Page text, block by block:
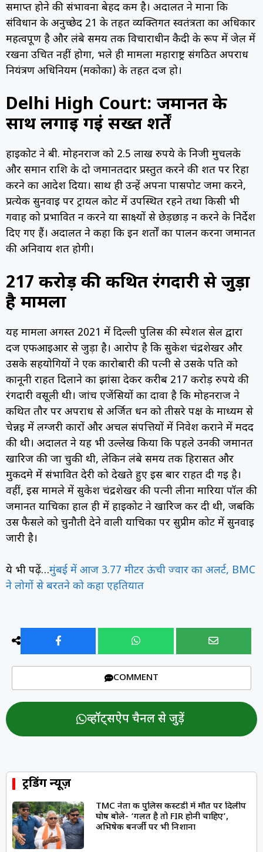
समाप्त होने की संभावना बेहद कम है। अदालत ने माना कि
संविधान के अनुच्छेद 21 के तहत व्यक्तिगत स्वतंत्रता का अधिकार
महत्वपूर्ण है और लंबे समय तक विचाराधीन कैदी के रूप में जेल में
रखना उचित नहीं होगा, भले ही मामला महाराष्ट्र संगठित अपराध
नियंत्रण अधिनियम (मकोका) के तहत दर्ज हो।
Delhi High Court: जमानत के
साथ लगाई गईं सख्त शर्तें
हाईकोर्ट ने बी. मोहनराज को 2.5 लाख रुपये के निजी मुचलके
और समान राशि के दो जमानतदार प्रस्तुत करने की शर्त पर रिहा
करने का आदेश दिया। साथ ही उन्हें अपना पासपोर्ट जमा करने,
प्रत्येक सुनवाई पर ट्रायल कोर्ट में उपस्थित रहने तथा किसी भी
गवाह को प्रभावित न करने या साक्ष्यों से छेड़छाड़ न करने के निर्देश
दिए गए हैं। अदालत ने कहा कि इन शर्तों का पालन करना जमानत
की अनिवार्य शर्त होगी।
217 करोड़ की कथित रंगदारी से जुड़ा
है मामला
यह मामला अगस्त 2021 में दिल्ली पुलिस की स्पेशल सेल द्वारा
दर्ज एफआईआर से जुड़ा है। आरोप है कि सुकेश चंद्रशेखर और
उसके सहयोगियों ने एक कारोबारी की पत्नी से उसके पति को
कानूनी राहत दिलाने का झांसा देकर करीब 217 करोड़ रुपये की
रंगदारी वसूली थी। जांच एजेंसियों का दावा है कि मोहनराज ने
कथित तौर पर अपराध से अर्जित धन को तीसरे पक्ष के माध्यम से
चेन्नई में लग्जरी कारों और अचल संपत्तियों में निवेश कराने में मदद
की थी। अदालत ने यह भी उल्लेख किया कि पहले उनकी जमानत
खारिज की जा चुकी थी, लेकिन लंबे समय तक हिरासत और
मुकदमे में संभावित देरी को देखते हुए इस बार राहत दी गई है।
वहीं, इस मामले में सुकेश चंद्रशेखर की पत्नी लीना मारिया पॉल की
जमानत याचिका हाल ही में हाईकोर्ट ने खारिज कर दी थी, जबकि
उस फैसले को चुनौती देने वाली याचिका पर सुप्रीम कोर्ट में सुनवाई
जारी है।
ये भी पढ़ें…मुंबई में आज 3.77 मीटर ऊंची ज्वार का अलर्ट, BMC
ने लोगों से बरतने को कहा एहतियात
COMMENT
व्हॉट्सऐप चैनल से जुड़ें
ट्रेंडिंग न्यूज़
TMC नेता की पुलिस कस्टडी में मौत पर दिलीप
घोष बोले- ‘गलत है तो FIR होनी चाहिए’,
अभिषेक बनर्जी पर भी निशाना